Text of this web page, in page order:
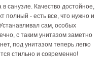
санузле. Качество достойное,
полный - есть все, что нужно и
сам, особых
с таким унитазом заметно
под унитазом теперь легко
стильно и современно!